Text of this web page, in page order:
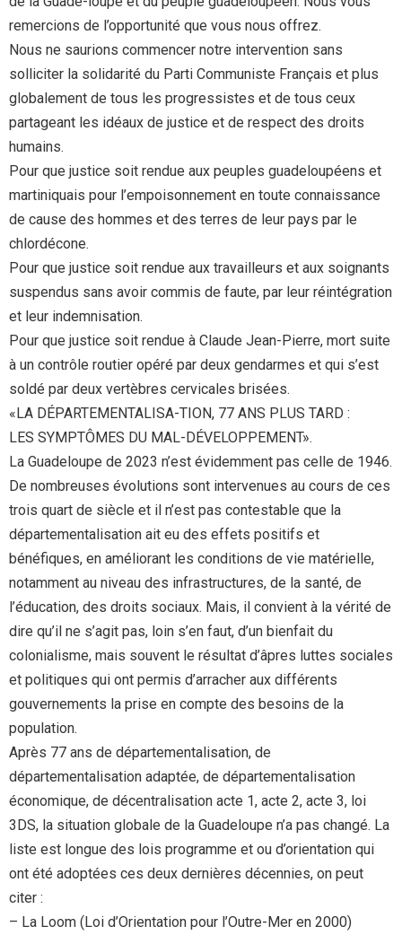
remercions de l’opportunité que vous nous offrez.
Nous ne saurions commencer notre intervention sans
solliciter la solidarité du Parti Communiste Français et plus
globalement de tous les progressistes et de tous ceux
partageant les idéaux de justice et de respect des droits
humains.
Pour que justice soit rendue aux peuples guadeloupéens et
martiniquais pour l’empoisonnement en toute connaissance
de cause des hommes et des terres de leur pays par le
chlordécone.
Pour que justice soit rendue aux travailleurs et aux soignants
suspendus sans avoir commis de faute, par leur réintégration
et leur indemnisation.
Pour que justice soit rendue à Claude Jean-Pierre, mort suite
à un contrôle routier opéré par deux gendarmes et qui s’est
soldé par deux vertèbres cervicales brisées.
«LA DÉPARTEMENTALISA-TION, 77 ANS PLUS TARD :
LES SYMPTÔMES DU MAL-DÉVELOPPEMENT».
La Guadeloupe de 2023 n’est évidemment pas celle de 1946.
De nombreuses évolutions sont intervenues au cours de ces
trois quart de siècle et il n’est pas contestable que la
départementalisation ait eu des effets positifs et
bénéfiques, en améliorant les conditions de vie matérielle,
notamment au niveau des infrastructures, de la santé, de
l’éducation, des droits sociaux. Mais, il convient à la vérité de
dire qu’il ne s’agit pas, loin s’en faut, d’un bienfait du
colonialisme, mais souvent le résultat d’âpres luttes sociales
et politiques qui ont permis d’arracher aux différents
gouvernements la prise en compte des besoins de la
population.
Après 77 ans de départementalisation, de
départementalisation adaptée, de départementalisation
économique, de décentralisation acte 1, acte 2, acte 3, loi
3DS, la situation globale de la Guadeloupe n’a pas changé. La
liste est longue des lois programme et ou d’orientation qui
ont été adoptées ces deux dernières décennies, on peut
citer :
– La Loom (Loi d’Orientation pour l’Outre-Mer en 2000)